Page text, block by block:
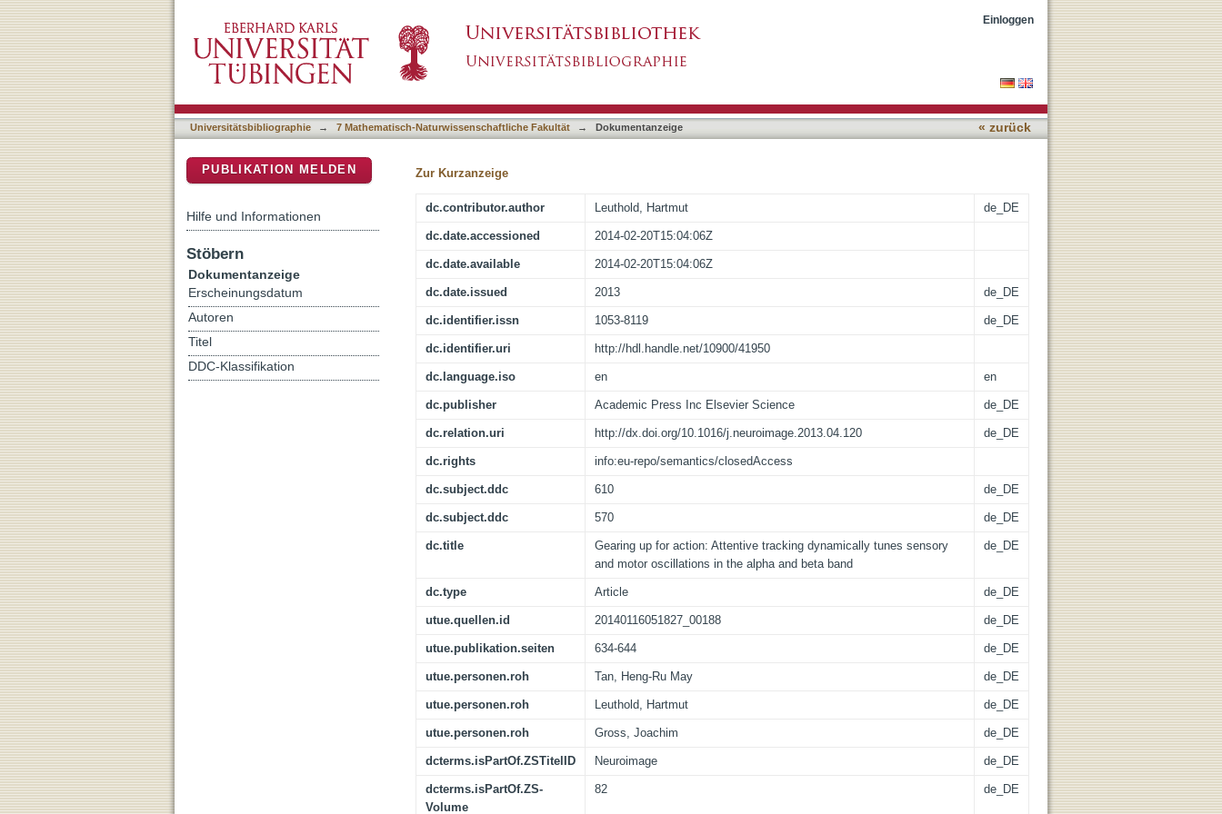
Gearing up for action: Attentive tracking dynamically tunes sensory and motor oscillations in the
alpha and beta band
Einloggen
Universitätsbibliographie → 7 Mathematisch-Naturwissenschaftliche Fakultät → Dokumentanzeige « zurück
Zur Kurzanzeige
dc.contributor.author Leuthold, Hartmut de_DE
dc.date.accessioned 2014-02-20T15:04:06Z
dc.date.available 2014-02-20T15:04:06Z
dc.date.issued 2013 de_DE
dc.identifier.issn 1053-8119 de_DE
dc.identifier.uri http://hdl.handle.net/10900/41950
dc.language.iso en en
dc.publisher Academic Press Inc Elsevier Science de_DE
dc.relation.uri http://dx.doi.org/10.1016/j.neuroimage.2013.04.120 de_DE
dc.rights info:eu-repo/semantics/closedAccess
dc.subject.ddc 610 de_DE
dc.subject.ddc 570 de_DE
dc.title
Gearing up for action: Attentive tracking dynamically tunes sensory
and motor oscillations in the alpha and beta band
de_DE
dc.type Article de_DE
utue.quellen.id 20140116051827_00188 de_DE
utue.publikation.seiten 634-644 de_DE
utue.personen.roh Tan, Heng-Ru May de_DE
utue.personen.roh Leuthold, Hartmut de_DE
utue.personen.roh Gross, Joachim de_DE
dcterms.isPartOf.ZSTitelID Neuroimage de_DE
dcterms.isPartOf.ZS-
Volume
82 de_DE
PUBLIKATION MELDEN
Hilfe und Informationen
Stöbern
Dokumentanzeige
Erscheinungsdatum
Autoren
Titel
DDC-Klassifikation